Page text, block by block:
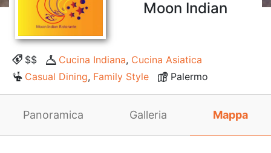
Moon Indian
$$ Cucina Indiana, Cucina Asiatica
Casual Dining, Family Style Palermo
Panoramica Galleria Mappa